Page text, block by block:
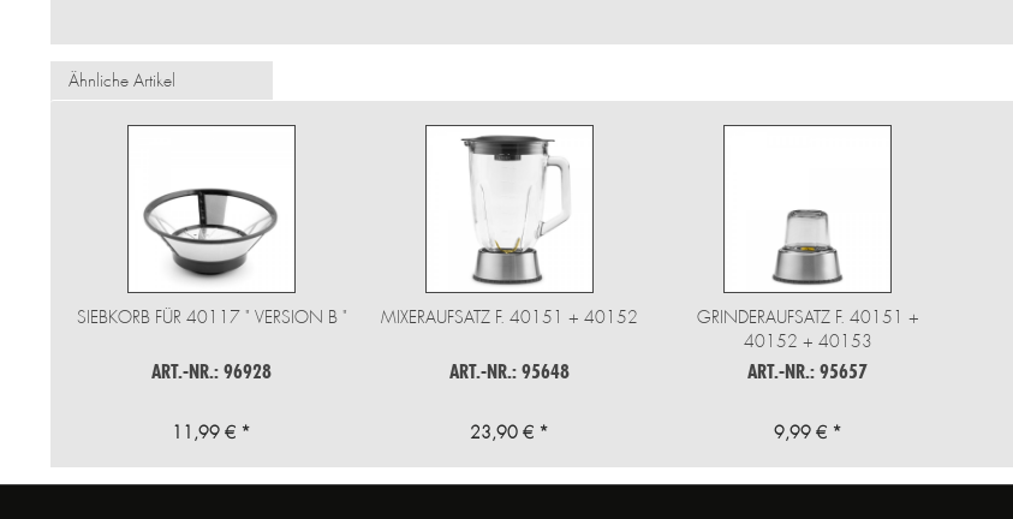
Ähnliche Artikel
SIEBKORB FÜR 40117 " VERSION B "
ART.-NR.: 96928
11,99 € *
MIXERAUFSATZ F. 40151 + 40152
ART.-NR.: 95648
23,90 € *
GRINDERAUFSATZ F. 40151 +
40152 + 40153
ART.-NR.: 95657
9,99 € *